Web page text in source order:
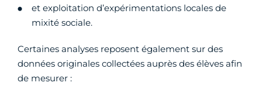
et exploitation d’expérimentations locales de
mixité sociale.
Certaines analyses reposent également sur des
données originales collectées auprès des élèves afin
de mesurer :